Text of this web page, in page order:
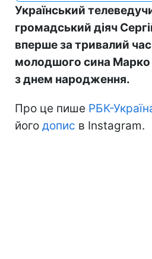
Український
громадський діяч
вперше за тривалий
молодшого сина Марко
з днем народження.
Про це пише РБК-
його допис в Instagram.